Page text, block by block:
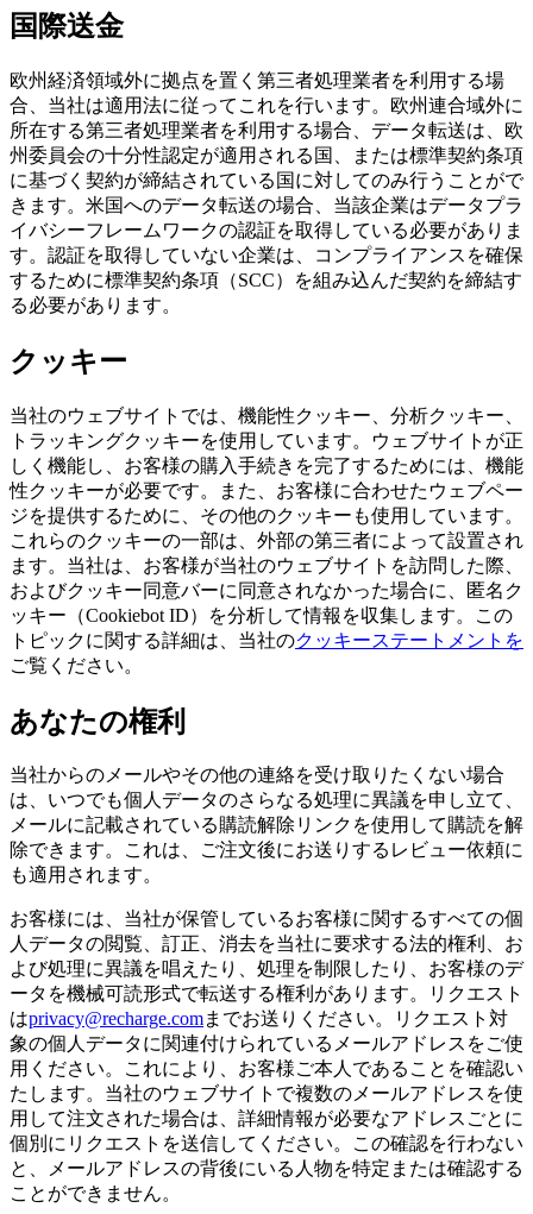
国際送金
欧州経済領域外に拠点を置く第三者処理業者を利用する場
合、当社は適用法に従ってこれを行います。欧州連合域外に
所在する第三者処理業者を利用する場合、データ転送は、欧
州委員会の十分性認定が適用される国、または標準契約条項
に基づく契約が締結されている国に対してのみ行うことがで
きます。米国へのデータ転送の場合、当該企業はデータプラ
イバシーフレームワークの認証を取得している必要がありま
す。認証を取得していない企業は、コンプライアンスを確保
するために標準契約条項（SCC）を組み込んだ契約を締結す
る必要があります。
クッキー
当社のウェブサイトでは、機能性クッキー、分析クッキー、
トラッキングクッキーを使用しています。ウェブサイトが正
しく機能し、お客様の購入手続きを完了するためには、機能
性クッキーが必要です。また、お客様に合わせたウェブペー
ジを提供するために、その他のクッキーも使用しています。
これらのクッキーの一部は、外部の第三者によって設置され
ます。当社は、お客様が当社のウェブサイトを訪問した際、
およびクッキー同意バーに同意されなかった場合に、匿名ク
ッキー（Cookiebot ID）を分析して情報を収集します。この
トピックに関する詳細は、当社のクッキーステートメントを
ご覧ください。
あなたの権利
当社からのメールやその他の連絡を受け取りたくない場合
は、いつでも個人データのさらなる処理に異議を申し立て、
メールに記載されている購読解除リンクを使用して購読を解
除できます。これは、ご注文後にお送りするレビュー依頼に
も適用されます。
お客様には、当社が保管しているお客様に関するすべての個
人データの閲覧、訂正、消去を当社に要求する法的権利、お
よび処理に異議を唱えたり、処理を制限したり、お客様のデ
ータを機械可読形式で転送する権利があります。リクエスト
はprivacy@recharge.comまでお送りください。リクエスト対
象の個人データに関連付けられているメールアドレスをご使
用ください。これにより、お客様ご本人であることを確認い
たします。当社のウェブサイトで複数のメールアドレスを使
用して注文された場合は、詳細情報が必要なアドレスごとに
個別にリクエストを送信してください。この確認を行わない
と、メールアドレスの背後にいる人物を特定または確認する
ことができません。